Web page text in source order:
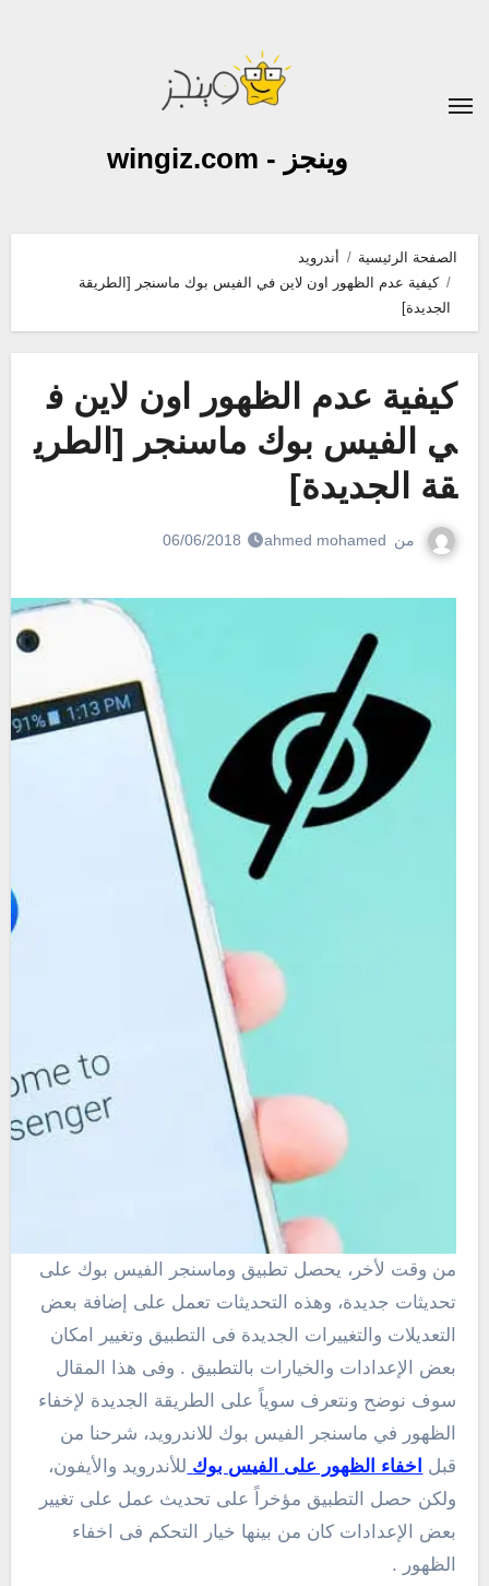
وينجز - wingiz.com
الصفحة الرئيسية
أندرويد
كيفية عدم الظهور اون لاين في الفيس بوك ماسنجر [الطريقة
الجديدة]
كيفية عدم الظهور اون لاين ف
ي الفيس بوك ماسنجر [الطري
قة الجديدة]
من ahmed mohamed
06/06/2018
من وقت لأخر، يحصل تطبيق وماسنجر الفيس بوك على
تحديثات جديدة، وهذه التحديثات تعمل على إضافة بعض
التعديلات والتغييرات الجديدة فى التطبيق وتغيير امكان
بعض الإعدادات والخيارات بالتطبيق . وفى هذا المقال
سوف نوضح ونتعرف سوياً على الطريقة الجديدة لإخفاء
الظهور في ماسنجر الفيس بوك للاندرويد، شرحنا من
قبل
اخفاء الظهور على الفيس بوك للأندرويد والأيفون،
ولكن حصل التطبيق مؤخراً على تحديث عمل على تغيير
بعض الإعدادات كان من بينها خيار التحكم فى اخفاء
الظهور .